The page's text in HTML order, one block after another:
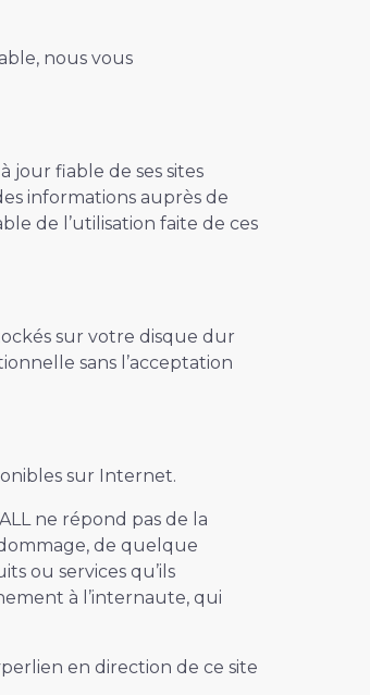
nous vous
jour fiable de ses sites
informations auprès de
de l’utilisation faite de ces
sur votre disque dur
sans l’acceptation
sur Internet.
ne répond pas de la
de quelque
ou services qu’ils
à l’internaute, qui
en direction de ce site